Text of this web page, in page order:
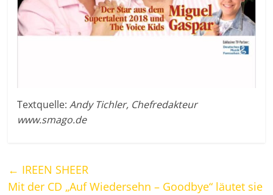
Textquelle:Andy Tichler, Chefredakteur
www.smago.de
← IREEN SHEER
Mit der CD „Auf Wiedersehn – Goodbye“ läutet sie